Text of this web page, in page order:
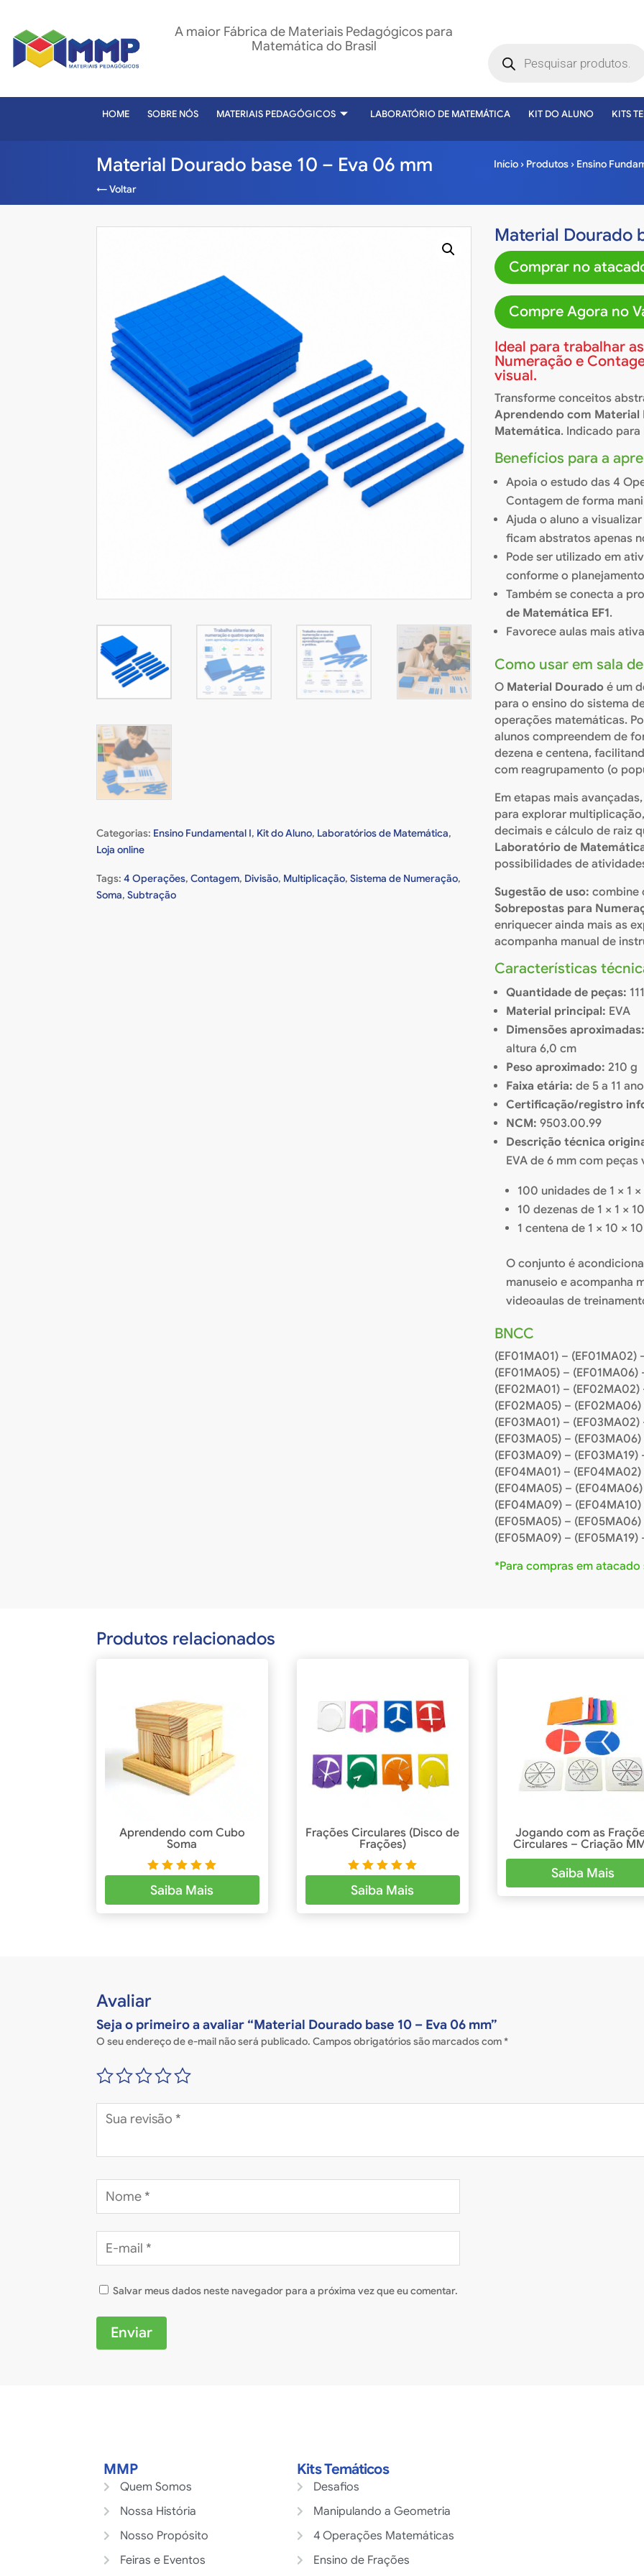
A maior Fábrica de Materiais Pedagógicos para
Matemática do Brasil
HOME SOBRE NÓS MATERIAIS PEDAGÓGICOS LABORATÓRIO DE MATEMÁTICA KIT DO ALUNO KITS
Material Dourado base 10 – Eva 06 mm
← Voltar
Início› Produtos› Ensino
Categorias: Ensino Fundamental I, Kit do Aluno, Laboratórios de Matemática,
Loja online
Tags:4 Operações,Contagem, Divisão, Multiplicação,Sistema de Numeração,
Soma,Subtração
Material Dourado
Comprar no
Compre Agora no
Ideal para trabalhar
Numeração e
visual.
Transforme conceitos
Aprendendo com Material
Matemática. Indicado para
Benefícios para a
Apoia o estudo das 4
Contagem de forma
Ajuda o aluno a
ficam abstratos apenas
Pode ser utilizado em
conforme o
Também se conecta a
de Matemática EF1.
Favorece aulas mais
Como usar em sala
O Material Dourado é um
para o ensino do sistema
operações matemáticas.
alunos compreendem de
dezena e centena,
com reagrupamento (o
Em etapas mais
para explorar
decimais e cálculo de raiz
Laboratório de
possibilidades de
Sugestão de uso: combine
Sobrepostas para
enriquecer ainda mais as
acompanha manual de
Características
Quantidade de peças: 111
Material principal: EVA
Dimensões aproximadas:
altura 6,0 cm
Peso aproximado: 210 g
Faixa etária: de 5 a 11
Certificação/registro
NCM: 9503.00.99
Descrição técnica
EVA de 6 mm com
100 unidades de 1 × 1 ×
10 dezenas de 1 × 1 ×
1 centena de 1 × 10 ×
O conjunto é
manuseio e acompanha
videoaulas de
BNCC
(EF01MA01) – (EF01MA02)
(EF01MA05) –
(EF02MA01) –
(EF02MA05) –
(EF03MA01) –
(EF03MA05) –
(EF03MA09) –
(EF04MA01) –
(EF04MA05) –
(EF04MA09) –
(EF05MA05) –
(EF05MA09) – (EF05MA19)
*Para compras em atacado
Produtos relacionados
Aprendendo com Cubo
Soma
o
de 5
Saiba Mais
Frações Circulares (Disco de
Frações)
o
de 5
Saiba Mais
Jogando com as
Circulares – Criação
Saiba Mais
Avaliar
Seja o primeiro a avaliar “Material Dourado base 10 – Eva 06 mm”
O seu endereço de e-mail não será publicado. Campos obrigatórios são marcados com*
Salvar meus dados neste navegador para a próxima vez que eu comentar.
Enviar
MMP
Quem Somos
Nossa História
Nosso Propósito
Feiras e Eventos
Kits Temáticos
Desafios
Manipulando a Geometria
4 Operações Matemáticas
Ensino de Frações